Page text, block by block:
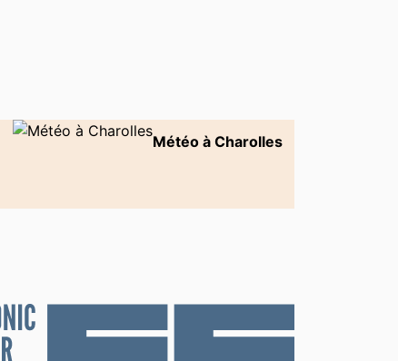
Météo à Charolles